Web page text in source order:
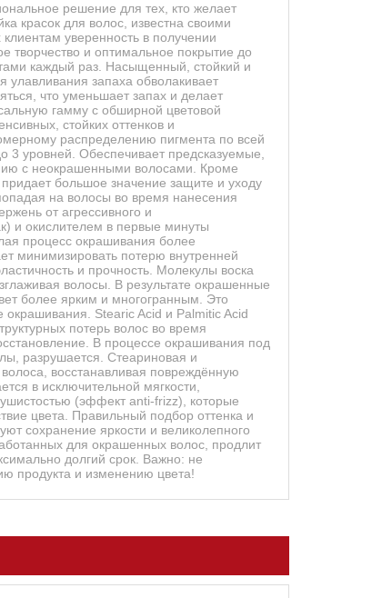
решение для тех, кто желает
красок для волос, известна своими
уверенность в получении
творчество и оптимальное покрытие до
каждый раз. Насыщенный, стойкий и
улавливания запаха обволакивает
что уменьшает запах и делает
гамму с обширной цветовой
стойких оттенков и
распределению пигмента по всей
3 уровней. Обеспечивает предсказуемые,
с неокрашенными волосами. Кроме
большое значение защите и уходу
на волосы во время нанесения
от агрессивного и
и окислителем в первые минуты
процесс окрашивания более
минимизировать потерю внутренней
и прочность. Молекулы воска
волосы. В результате окрашенные
более ярким и многогранным. Это
окрашивания. Stearic Acid и Palmitic Acid
потерь волос во время
В процессе окрашивания под
разрушается. Стеариновая и
восстанавливая повреждённую
в исключительной мягкости,
(эффект anti-frizz), которые
цвета. Правильный подбор оттенка и
сохранение яркости и великолепного
для окрашенных волос, продлит
долгий срок. Важно: не
продукта и изменению цвета!